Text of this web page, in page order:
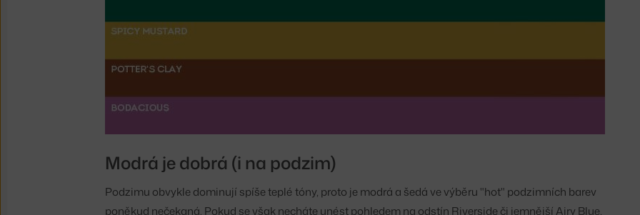
Modrá je dobrá (i na podzim)
Podzimu obvykle dominují spíše teplé tóny, proto je modrá a šedá ve výběru "hot" podzimních barev
poněkud nečekaná. Pokud se však necháte unést pohledem na odstín Riverside či jemnější Airy Blue,